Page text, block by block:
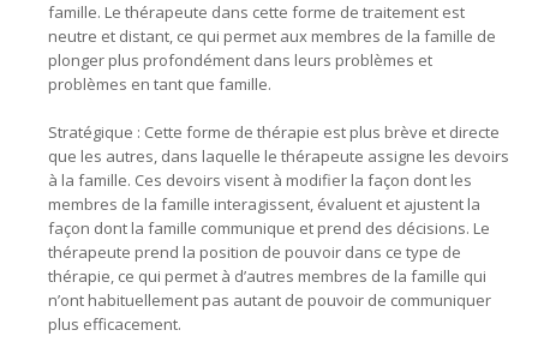
famille. Le thérapeute dans cette forme de traitement est
neutre et distant, ce qui permet aux membres de la famille de
plonger plus profondément dans leurs problèmes et
problèmes en tant que famille.
Stratégique : Cette forme de thérapie est plus brève et directe
que les autres, dans laquelle le thérapeute assigne les devoirs
à la famille. Ces devoirs visent à modifier la façon dont les
membres de la famille interagissent, évaluent et ajustent la
façon dont la famille communique et prend des décisions. Le
thérapeute prend la position de pouvoir dans ce type de
thérapie, ce qui permet à d’autres membres de la famille qui
n’ont habituellement pas autant de pouvoir de communiquer
plus efficacement.